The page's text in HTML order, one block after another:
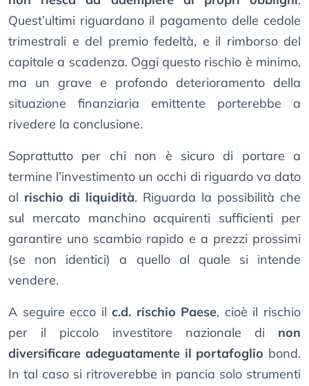
Quest’ultimi riguardano il pagamento delle cedole
trimestrali e del premio fedeltà, e il rimborso del
capitale a scadenza. Oggi questo rischio è minimo,
ma un grave e profondo deterioramento della
situazione finanziaria emittente porterebbe a
rivedere la conclusione.
Soprattutto per chi non è sicuro di portare a
termine l’investimento un occhi di riguardo va dato
al rischio di liquidità. Riguarda la possibilità che
sul mercato manchino acquirenti sufficienti per
garantire uno scambio rapido e a prezzi prossimi
(se non identici) a quello al quale si intende
vendere.
A seguire ecco ilc.d. rischio Paese, cioè il rischio
per il piccolo investitore nazionale di non
diversificare adeguatamente il portafoglio bond.
In tal caso si ritroverebbe in pancia solo strumenti